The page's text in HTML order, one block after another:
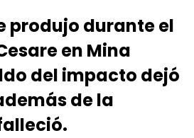
produjo durante el
en Mina
del impacto dejó
de la